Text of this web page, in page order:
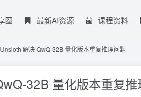
圈 最新AI资源 课程资料
Unsloth 解决 QwQ-32B 量化版本重复推理问题
32B 量化版本重复